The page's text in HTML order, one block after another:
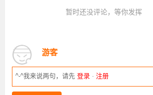
暂时还没评论，等你发挥
游客
^-^我来说两句，请先登录 · 注册